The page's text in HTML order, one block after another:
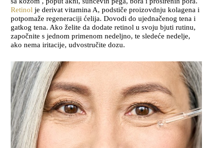
Retinol je derivat vitamina A, podstiče proizovdnju kolagena i
potpomaže regeneraciji ćelija. Dovodi do ujednačenog tena i
gatkog tena. Ako želite da dodate retinol u svoju bjuti rutinu,
započnite s jednom primenom nedeljno, te sledeće nedelje,
ako nema iritacije, udvostručite dozu.